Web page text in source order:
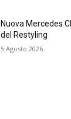
Nuova Mercedes
del Restyling
5 Agosto 2026